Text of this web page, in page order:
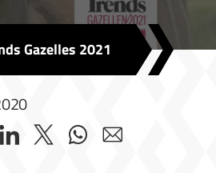
Gazelles 2021